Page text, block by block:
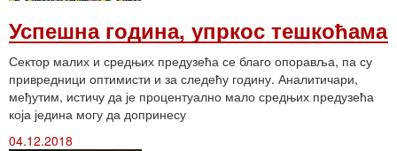
Успешна година, упркос тешкоћама
Сектор малих и средњих предузећа се благо опоравља, па су
привредници оптимисти и за следећу годину. Аналитичари,
међутим, истичу да је процентуално мало средњих предузећа
која једина могу да допринесу
04.12.2018